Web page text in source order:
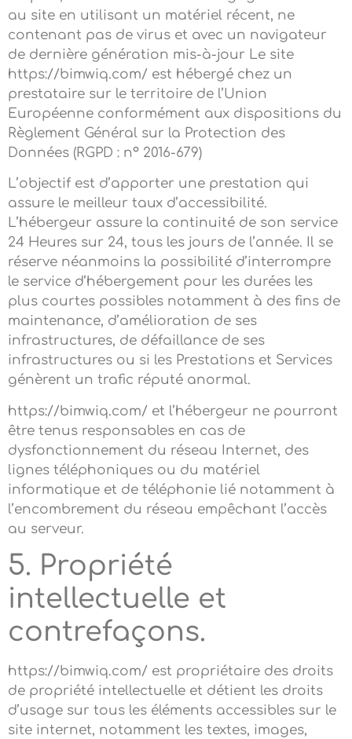
au site en utilisant un matériel récent, ne
contenant pas de virus et avec un navigateur
de dernière génération mis-à-jour Le site
https://bimwiq.com/ est hébergé chez un
prestataire sur le territoire de l’Union
Européenne conformément aux dispositions du
Règlement Général sur la Protection des
Données (RGPD : n° 2016-679)
L’objectif est d’apporter une prestation qui
assure le meilleur taux d’accessibilité.
L’hébergeur assure la continuité de son service
24 Heures sur 24, tous les jours de l’année. Il se
réserve néanmoins la possibilité d’interrompre
le service d’hébergement pour les durées les
plus courtes possibles notamment à des fins de
maintenance, d’amélioration de ses
infrastructures, de défaillance de ses
infrastructures ou si les Prestations et Services
génèrent un trafic réputé anormal.
https://bimwiq.com/ et l’hébergeur ne pourront
être tenus responsables en cas de
dysfonctionnement du réseau Internet, des
lignes téléphoniques ou du matériel
informatique et de téléphonie lié notamment à
l’encombrement du réseau empêchant l’accès
au serveur.
5. Propriété
intellectuelle et
contrefaçons.
https://bimwiq.com/ est propriétaire des droits
de propriété intellectuelle et détient les droits
d’usage sur tous les éléments accessibles sur le
site internet, notamment les textes, images,